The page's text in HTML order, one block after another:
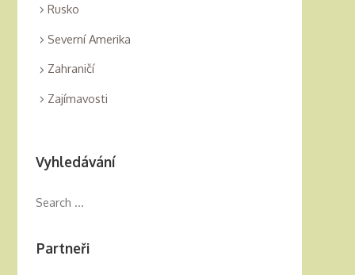
Rusko
Severní Amerika
Zahraničí
Zajímavosti
Vyhledávání
Partneři